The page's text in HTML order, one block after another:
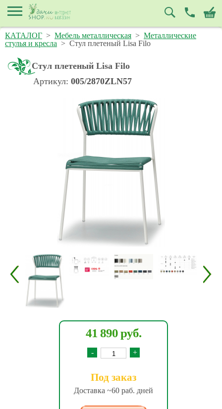
КАТАЛОГ > Мебель металлическая > Металлические
стулья и кресла > Стул плетеный Lisa Filo
Стул плетеный Lisa Filo
Артикул: 005/2870ZLN57
41 890 руб.
- +
Под заказ
Доставка ~60 раб. дней